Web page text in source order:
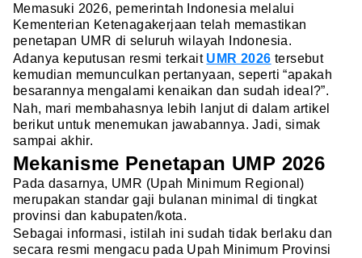
Memasuki 2026, pemerintah Indonesia melalui
Kementerian Ketenagakerjaan telah memastikan
penetapan UMR di seluruh wilayah Indonesia.
Adanya keputusan resmi terkait UMR 2026 tersebut
kemudian memunculkan pertanyaan, seperti “apakah
besarannya mengalami kenaikan dan sudah ideal?”.
Nah, mari membahasnya lebih lanjut di dalam artikel
berikut untuk menemukan jawabannya. Jadi, simak
sampai akhir.
Mekanisme Penetapan UMP 2026
Pada dasarnya, UMR (Upah Minimum Regional)
merupakan standar gaji bulanan minimal di tingkat
provinsi dan kabupaten/kota.
Sebagai informasi, istilah ini sudah tidak berlaku dan
secara resmi mengacu pada Upah Minimum Provinsi